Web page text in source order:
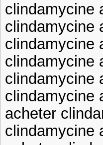
clindamycine
clindamycine
clindamycine
clindamycine
clindamycine
clindamycine
acheter
clindamycine